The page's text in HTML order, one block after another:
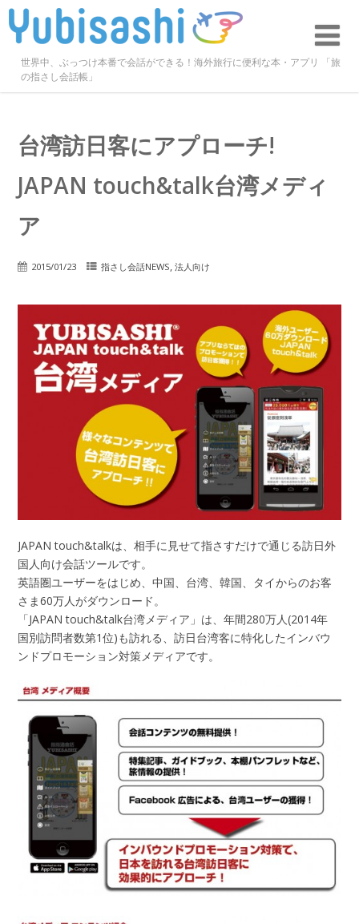
世界中、ぶっつけ本番で会話ができる！海外旅行に便利な本・アプリ 「旅
の指さし会話帳」
台湾訪日客にアプローチ!
JAPAN touch&talk台湾メディ
ア
2015/01/23 指さし会話NEWS, 法人向け
JAPAN touch&talkは、相手に見せて指さすだけで通じる訪日外
国人向け会話ツールです。
英語圏ユーザーをはじめ、中国、台湾、韓国、タイからのお客
さま60万人がダウンロード。
「JAPAN touch&talk台湾メディア」は、年間280万人(2014年
国別訪問者数第1位)も訪れる、訪日台湾客に特化したインバウ
ンドプロモーション対策メディアです。